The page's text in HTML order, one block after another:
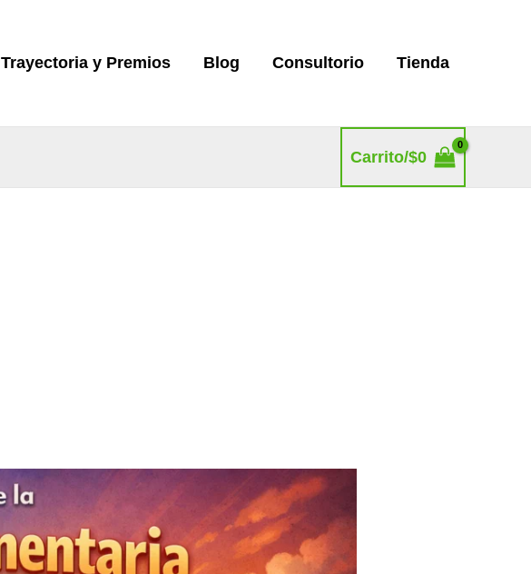
Trayectoria y Premios Blog Consultorio Tienda
Carrito/$0